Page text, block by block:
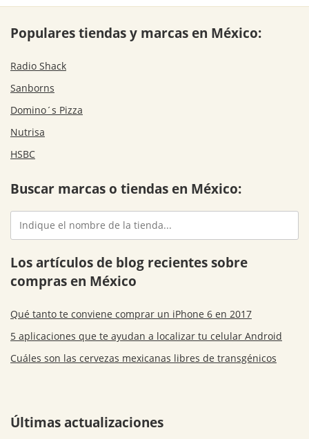
Populares tiendas y marcas en México:
Radio Shack
Sanborns
Domino´s Pizza
Nutrisa
HSBC
Buscar marcas o tiendas en México:
Los artículos de blog recientes sobre
compras en México
Qué tanto te conviene comprar un iPhone 6 en 2017
5 aplicaciones que te ayudan a localizar tu celular Android
Cuáles son las cervezas mexicanas libres de transgénicos
Últimas actualizaciones